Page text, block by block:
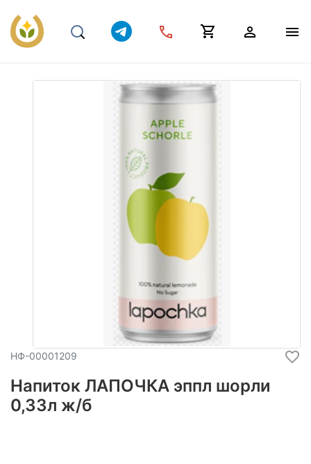
НФ-00001209
Напиток ЛАПОЧКА эппл шорли
0,33л ж/б